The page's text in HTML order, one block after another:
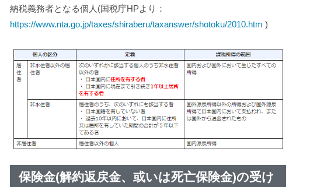
納税義務者となる個人(国税庁HPより：
https://www.nta.go.jp/taxes/shiraberu/taxanswer/shotoku/2010.htm )
保険金(解約返戻金、或いは死亡保険金)の受け